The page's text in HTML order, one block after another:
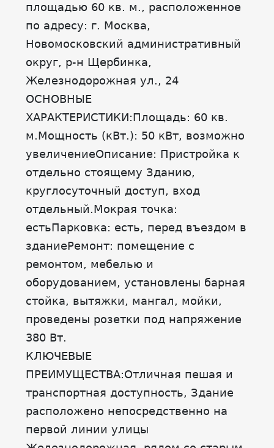
площадью 60 кв. м., расположенное
по адресу: г. Москва,
Новомосковский административный
округ, р-н Щербинка,
Железнодорожная ул., 24
ОСНОВНЫЕ
ХАРАКТЕРИСТИКИ:Площадь: 60 кв.
м.Мощность (кВт.): 50 кВт, возможно
увеличениеОписание: Пристройка к
отдельно стоящему Зданию,
круглосуточный доступ, вход
отдельный.Мокрая точка:
естьПарковка: есть, перед въездом в
зданиеРемонт: помещение с
ремонтом, мебелью и
оборудованием, установлены барная
стойка, вытяжки, мангал, мойки,
проведены розетки под напряжение
380 Вт.
КЛЮЧЕВЫЕ
ПРЕИМУЩЕСТВА:Отличная пешая и
транспортная доступность, Здание
расположено непосредственно на
первой линии улицы